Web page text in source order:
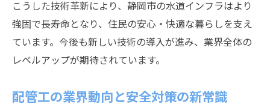
こうした技術革新により、静岡市の水道インフラはより
強固で長寿命となり、住民の安心・快適な暮らしを支え
ています。今後も新しい技術の導入が進み、業界全体の
レベルアップが期待されています。
配管工の業界動向と安全対策の新常識